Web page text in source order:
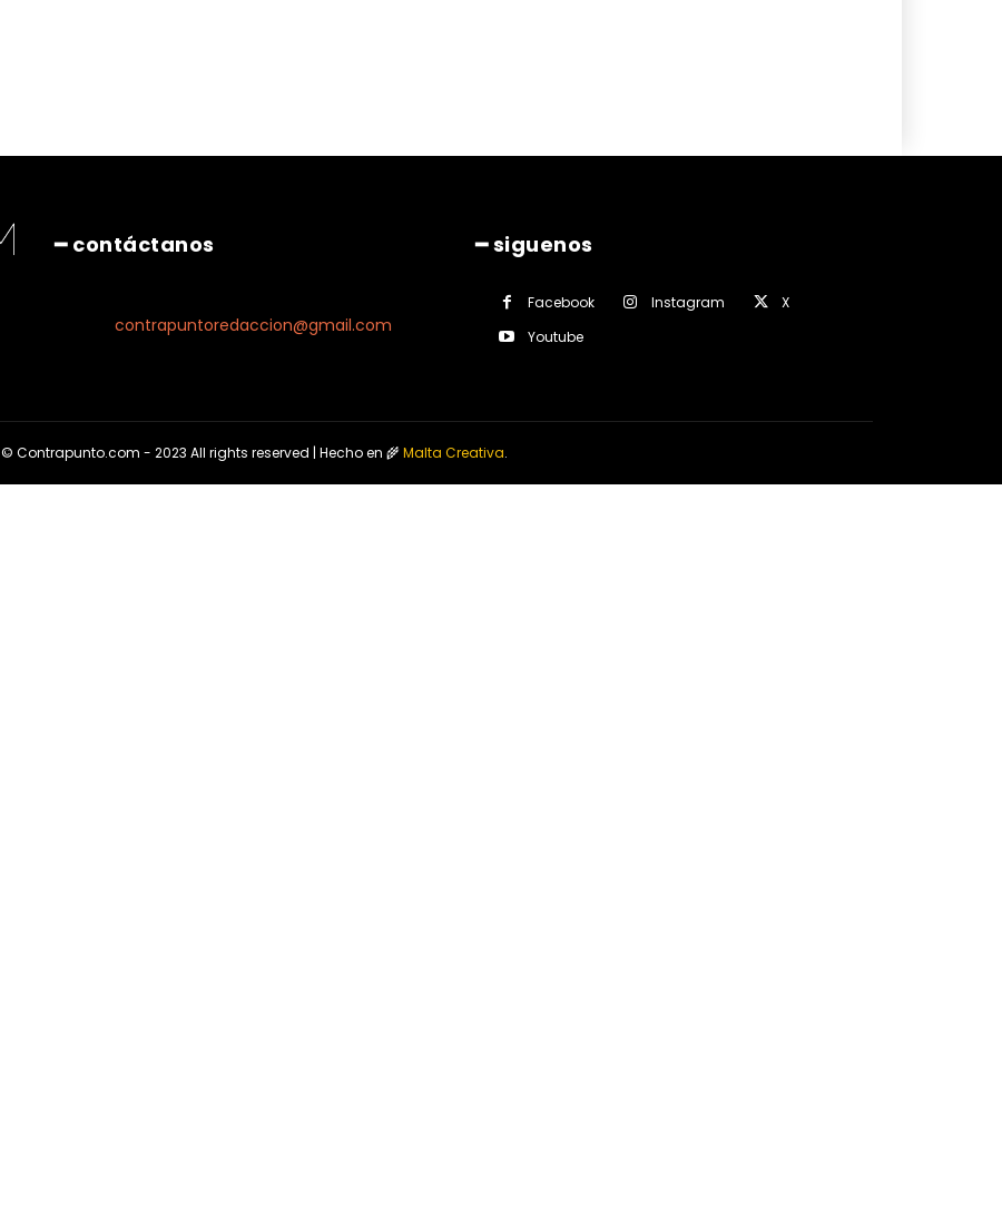
━ contáctanos
contrapuntoredaccion@gmail.com
━ siguenos
Facebook Instagram
X
Youtube
© Contrapunto.com - 2023 All rights reserved | Hecho en 🌾Malta Creativa.